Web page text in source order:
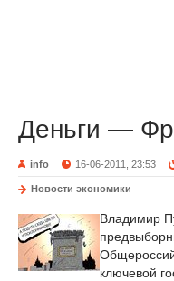
Деньги —
info 16-06-2011, 23:53
Новости экономики
Владимир
ключевой